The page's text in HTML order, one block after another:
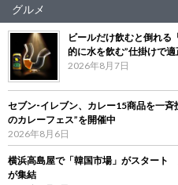
グルメ
ビールだけ飲むと倒れ
的に水を飲む”仕掛けで
2026年8月7日
セブン‐イレブン、カレー15商品を一
のカレーフェス”を開催中
2026年8月6日
横浜高島屋で「韓国市場」がスタート
が集結